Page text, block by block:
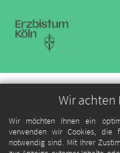
Wir achten
Wir möchten Ihnen ein
verwenden wir Cookies, die
notwendig sind. Mit Ihrer